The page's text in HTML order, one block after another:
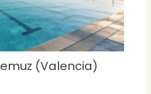
(Valencia)